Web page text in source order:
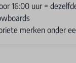
16:00 uur =
merken onder